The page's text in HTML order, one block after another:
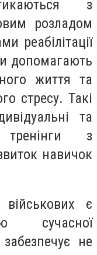
з
розладом
реабілітації
допомагають
життя та
стресу. Такі
та
тренінги з
навичок
військових є
сучасної
не